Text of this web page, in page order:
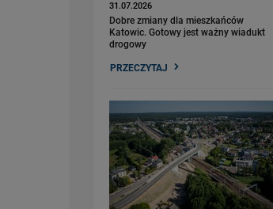
31.07.2026
Dobre zmiany dla mieszkańców
Katowic. Gotowy jest ważny wiadukt
drogowy
PRZECZYTAJ